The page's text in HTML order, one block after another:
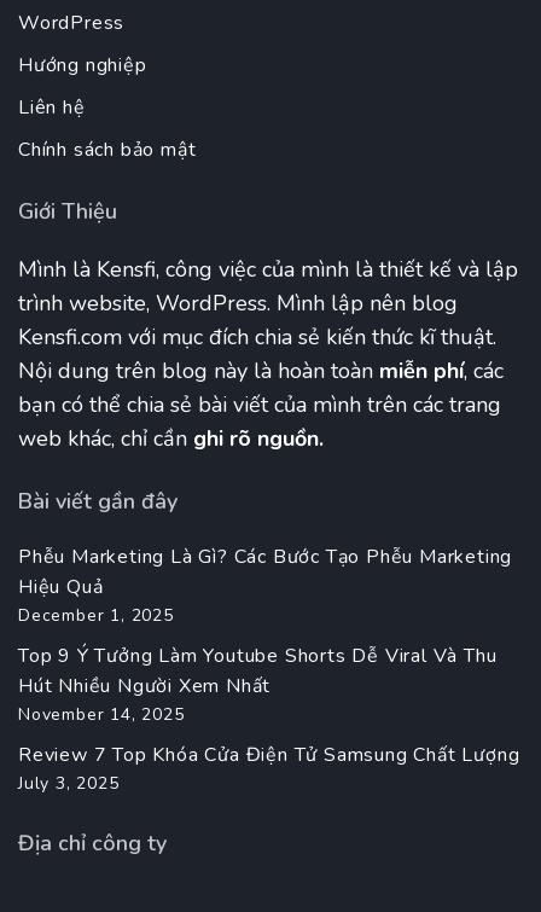
WordPress
Hướng nghiệp
Liên hệ
Chính sách bảo mật
Giới Thiệu
Mình là Kensfi, công việc của mình là thiết kế và lập
trình website, WordPress. Mình lập nên blog
Kensfi.com với mục đích chia sẻ kiến thức kĩ thuật.
Nội dung trên blog này là hoàn toàn miễn phí, các
bạn có thể chia sẻ bài viết của mình trên các trang
web khác, chỉ cần ghi rõ nguồn.
Bài viết gần đây
Phễu Marketing Là Gì? Các Bước Tạo Phễu Marketing
Hiệu Quả
December 1, 2025
Top 9 Ý Tưởng Làm Youtube Shorts Dễ Viral Và Thu
Hút Nhiều Người Xem Nhất
November 14, 2025
Review 7 Top Khóa Cửa Điện Tử Samsung Chất Lượng
July 3, 2025
Địa chỉ công ty